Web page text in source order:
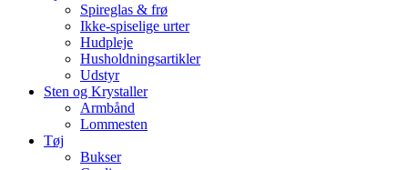
Spireglas & frø
Ikke-spiselige urter
Hudpleje
Husholdningsartikler
Udstyr
Sten og Krystaller
Armbånd
Lommesten
Tøj
Bukser